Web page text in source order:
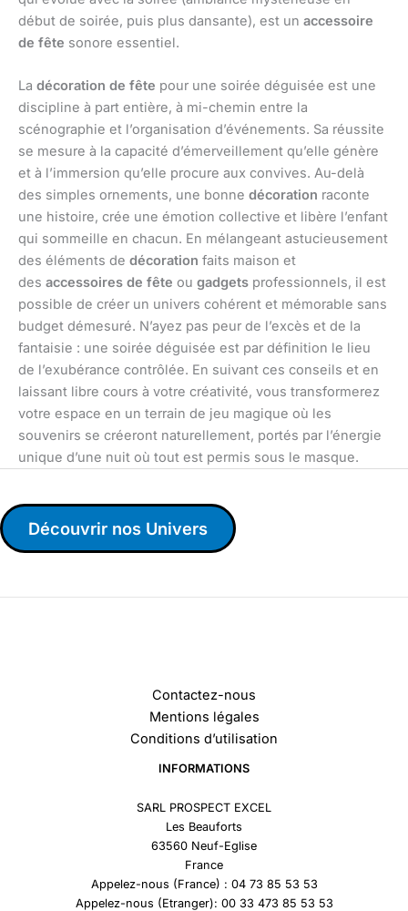
début de soirée, puis plus dansante), est un accessoire
de fête sonore essentiel.
La décoration de fête pour une soirée déguisée est une
discipline à part entière, à mi-chemin entre la
scénographie et l’organisation d’événements. Sa réussite
se mesure à la capacité d’émerveillement qu’elle génère
et à l’immersion qu’elle procure aux convives. Au-delà
des simples ornements, une bonne décoration raconte
une histoire, crée une émotion collective et libère l’enfant
qui sommeille en chacun. En mélangeant astucieusement
des éléments de décoration faits maison et
des accessoires de fête ou gadgets professionnels, il est
possible de créer un univers cohérent et mémorable sans
budget démesuré. N’ayez pas peur de l’excès et de la
fantaisie : une soirée déguisée est par définition le lieu
de l’exubérance contrôlée. En suivant ces conseils et en
laissant libre cours à votre créativité, vous transformerez
votre espace en un terrain de jeu magique où les
souvenirs se créeront naturellement, portés par l’énergie
unique d’une nuit où tout est permis sous le masque.
Découvrir nos Univers
Contactez-nous
Mentions légales
Conditions d’utilisation
INFORMATIONS
SARL PROSPECT EXCEL
Les Beauforts
63560 Neuf-Eglise
France
Appelez-nous (France) : 04 73 85 53 53
Appelez-nous (Etranger): 00 33 473 85 53 53